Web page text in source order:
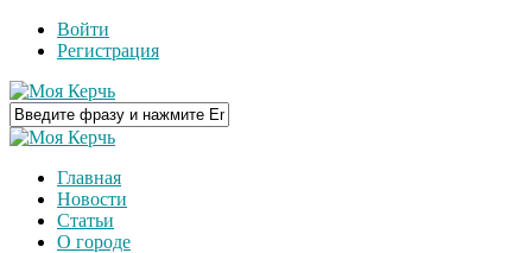
Войти
Регистрация
Главная
Новости
Статьи
О городе